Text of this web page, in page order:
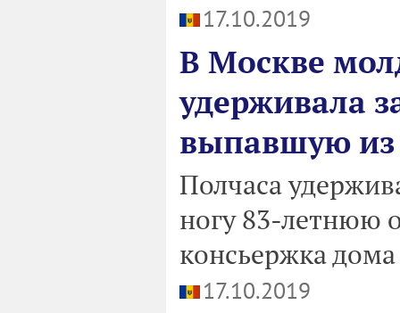
17.10.2019
В Москве
удерживала
выпавшую из
Полчаса
ногу 83-летнюю
консьержка
17.10.2019